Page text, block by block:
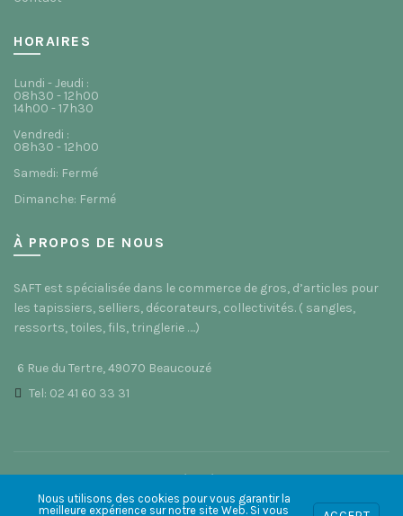
HORAIRES
Lundi - Jeudi :
08h30 - 12h00
14h00 - 17h30
Vendredi :
08h30 - 12h00
Samedi: Fermé
Dimanche: Fermé
À PROPOS DE NOUS
SAFT est spécialisée dans le commerce de gros, d’articles pour
les tapissiers, selliers, décorateurs, collectivités. ( sangles,
ressorts, toiles, fils, tringlerie ….)
6 Rue du Tertre, 49070 Beaucouzé
Tel: 02 41 60 33 31
© 2021 Saft49 - Site réalisé parACS Informatique
Nous utilisons des cookies pour vous garantir la
meilleure expérience sur notre site Web. Si vous